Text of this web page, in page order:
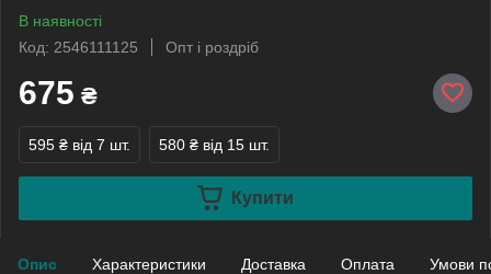
В наявності
Код: 2546111125
Опт і роздріб
675 ₴
595 ₴ від 7 шт. 580 ₴ від 15 шт.
Купити
Опис Характеристики Доставка Оплата Умови